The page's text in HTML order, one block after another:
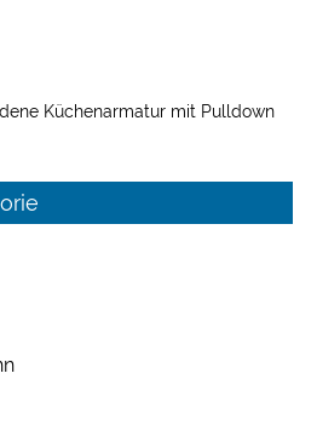
Küchenarmatur mit Pulldown